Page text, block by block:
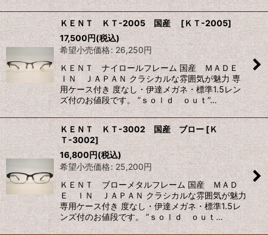
ＫＥＮＴ ＫＴ-2005 国産 [ＫＴ-2005]
17,500円(税込)
希望小売価格: 26,250円
ＫＥＮＴ ナイロールフレーム 国産 ＭＡＤＥ
ＩＮ ＪＡＰＡＮ クラシカルな雰囲気が魅力 専
用ケース付き 度なし・伊達メガネ・標準1.5レン
ズ付のお値段です。 ”ｓｏｌｄ ｏｕｔ”…
ＫＥＮＴ ＫＴ-3002 国産 ブロー [Ｋ
Ｔ-3002]
16,800円(税込)
希望小売価格: 25,200円
ＫＥＮＴ ブローメタルフレーム 国産 ＭＡＤ
Ｅ ＩＮ ＪＡＰＡＮ クラシカルな雰囲気が魅力
専用ケース付き 度なし・伊達メガネ・標準1.5レ
ンズ付のお値段です。 ”ｓｏｌｄ ｏｕｔ…